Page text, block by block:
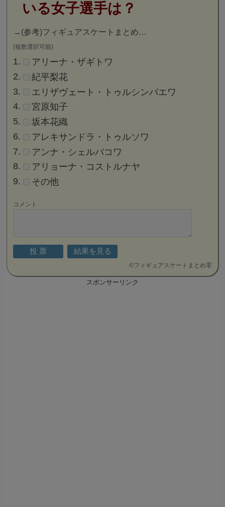
いる女子選手は？
→ (参考)フィギュアスケートまとめ…
(複数選択可能)
アリーナ・ザギトワ
紀平梨花
エリザヴェート・トゥルシンバエワ
宮原知子
坂本花織
アレキサンドラ・トゥルソワ
アンナ・シェルバコワ
アリョーナ・コストルナヤ
その他
コメント
©フィギュアスケートまとめ零
スポンサーリンク